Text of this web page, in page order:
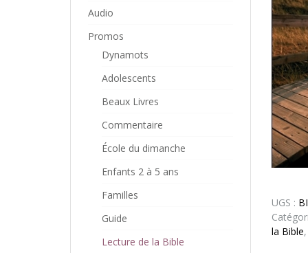
UGS :
la Bible,
Audio
Promos
Dynamots
Adolescents
Beaux Livres
Commentaire
École du dimanche
Enfants 2 à 5 ans
Familles
Guide
Lecture de la Bible